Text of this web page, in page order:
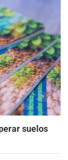
suelos